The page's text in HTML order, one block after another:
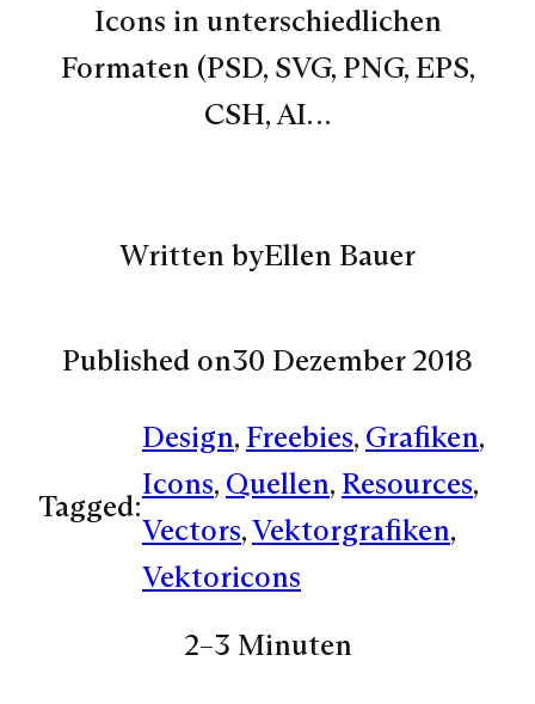
Icons in unterschiedlichen
Formaten (PSD, SVG, PNG, EPS,
CSH, AI…
Written byEllen Bauer
Published on30 Dezember 2018
Tagged:
Design, Freebies, Grafiken
Icons, Quellen, Resources
Vectors, Vektorgrafiken
Vektoricons
2–3 Minuten